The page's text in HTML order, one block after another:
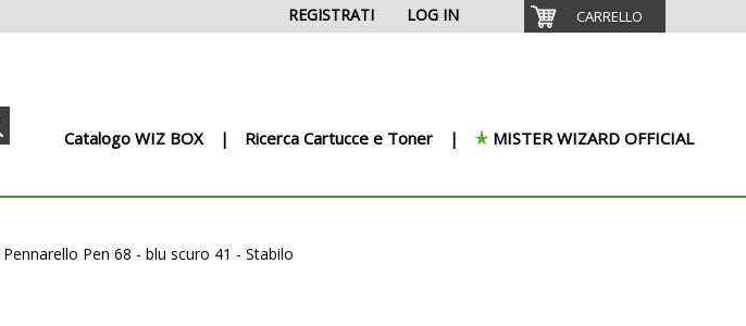
CARRELLO
LOG IN
REGISTRATI
Catalogo WIZ BOX Ricerca Cartucce e Toner MISTER WIZARD OFFICIAL
Pennarello Pen 68 - blu scuro 41 - Stabilo